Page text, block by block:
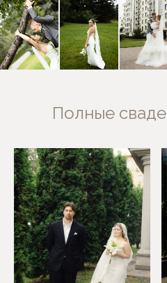
Полные